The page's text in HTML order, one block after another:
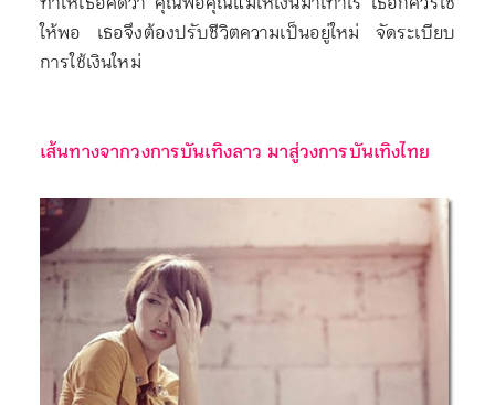
ให้พอ เธอจึงต้องปรับชีวิตความเป็นอยู่ใหม่ จัดระเบียบ
การใช้เงินใหม่
เส้นทางจากวงการบันเทิงลาว มาสู่วงการบันเทิงไทย